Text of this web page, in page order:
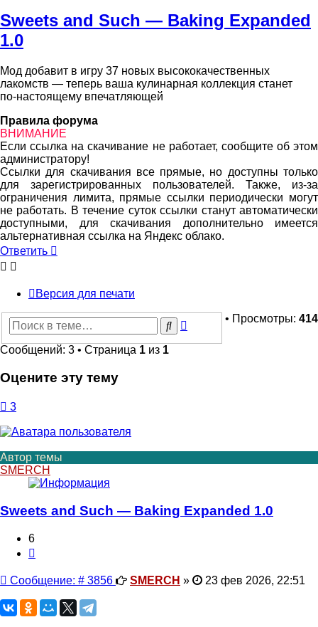
Sweets and Such — Baking Expanded
1.0
Мод добавит в игру 37 новых высококачественных
лакомств — теперь ваша кулинарная коллекция станет
по‑настоящему впечатляющей
Правила форума
ВНИМАНИЕ
Если ссылка на скачивание не работает, сообщите об этом
администратору!
Ссылки для скачивания все прямые, но доступны только
для зарегистрированных пользователей. Также, из-за
ограничения лимита, прямые ссылки периодически могут
не работать. В течение суток ссылки станут автоматически
доступными, для скачивания дополнительно имеется
альтернативная ссылка на Яндекс облако.
Ответить
Версия для печати
• Просмотры: 414
ПоискРасширенный
Сообщений: 3 • Страница 1 из 1
Оцените эту тему
3
Автор темы
SMERCH
Sweets and Such — Baking Expanded 1.0
6
Сообщение: # 3856 Сообщение
SMERCH » 23 фев 2026, 22:51